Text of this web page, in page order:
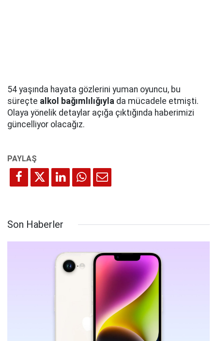
54 yaşında hayata gözlerini yuman oyuncu, bu
süreçte alkol bağımlılığıyla da mücadele etmişti.
Olaya yönelik detaylar açığa çıktığında haberimizi
güncelliyor olacağız.
Son Haberler